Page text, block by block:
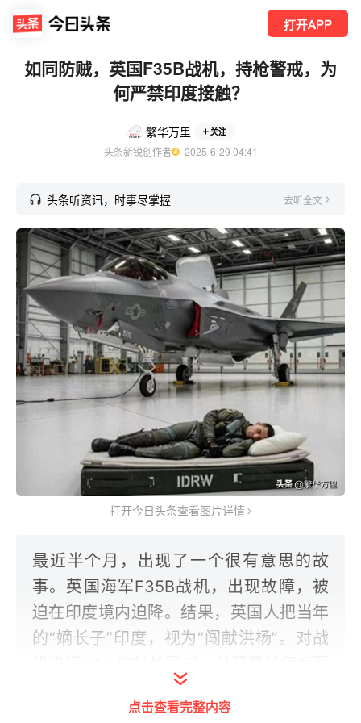
打开APP
如同防贼，英国F35B战机，持枪警戒，为
何严禁印度接触？
繁华万里 关注
头条新锐创作者
  2025-6-29 04:41
头条听资讯，时事尽掌握 去听全文
打开今日头条查看图片详情
最近半个月，出现了一个很有意思的故
事。英国海军F35B战机，出现故障，被
迫在印度境内迫降。结果，英国人把当年
的“嫡长子”印度，视为“闯献洪杨”。对战
方人员触碰，那么，为何会出现这样的情
况？英国的F35B战机，出现了哪些问
点击查看完整内容